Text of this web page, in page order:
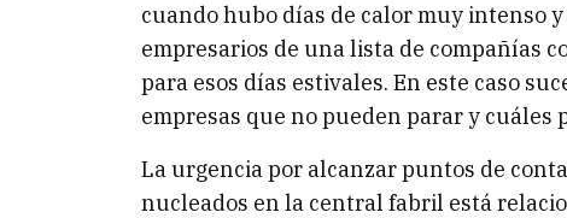
cuando hubo días de calor muy intenso
empresarios de una lista de compañías
para esos días estivales. En este caso
empresas que no pueden parar y cuáles
La urgencia por alcanzar puntos de
nucleados en la central fabril está